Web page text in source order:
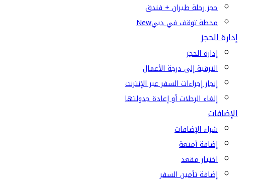
حجز رحلة طيران + فندق
محطة توقف في دبيNew
إدارة الحجز
إدارة الحجز
الترقية إلى درجة الأعمال
إنجاز إجراءات السفر عبر الإنترنت
إلغاء الرحلات أو إعادة جدولتها
الإضافات
شراء الإضافات
إضافة أمتعة
اختيار مقعد
إضافة تأمين السفر